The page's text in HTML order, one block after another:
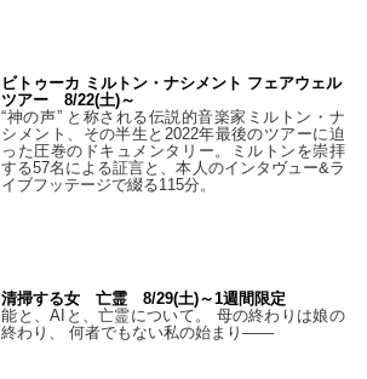
ビトゥーカ ミルトン・ナシメント フェアウェル
ツアー 8/22(土)～
“神の声” と称される伝説的音楽家ミルトン・ナ
シメント、その半生と2022年最後のツアーに迫
った圧巻のドキュメンタリー。ミルトンを崇拝
する57名による証言と、本人のインタヴュー&ラ
イブフッテージで綴る115分。
清掃する女 亡霊 8/29(土)～1週間限定
能と、AIと、亡霊について。 母の終わりは娘の
終わり、 何者でもない私の始まり――